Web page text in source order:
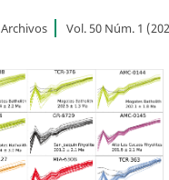
Archivos Vol. 50 Núm. 1